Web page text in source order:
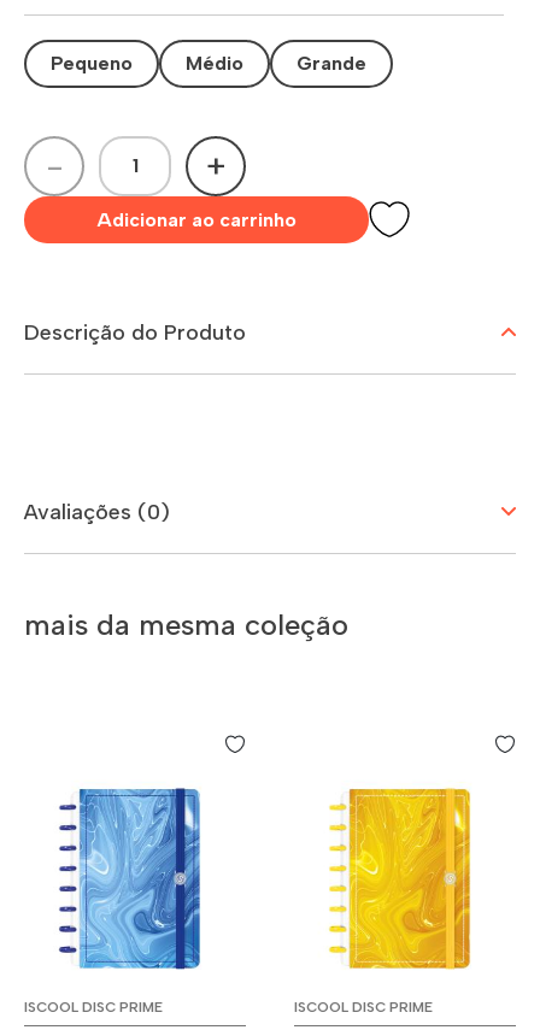
Pequeno Médio Grande
- +
Adicionar ao carrinho
Descrição do Produto
Avaliações (0)
mais da mesma coleção
ISCOOL DISC PRIME ISCOOL DISC PRIME